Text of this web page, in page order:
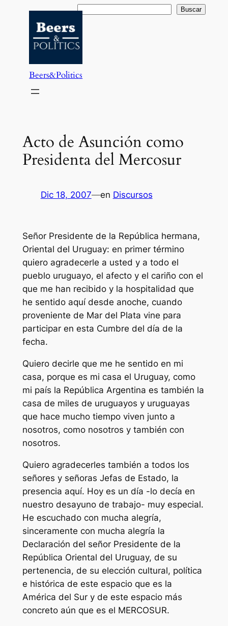
contenido
Buscar Buscar
Beers&Politics
Acto de Asunción como
Presidenta del Mercosur
Dic 18, 2007—en Discursos
Señor Presidente de la República hermana,
Oriental del Uruguay: en primer término
quiero agradecerle a usted y a todo el
pueblo uruguayo, el afecto y el cariño con el
que me han recibido y la hospitalidad que
he sentido aquí desde anoche, cuando
proveniente de Mar del Plata vine para
participar en esta Cumbre del día de la
fecha.
Quiero decirle que me he sentido en mi
casa, porque es mi casa el Uruguay, como
mi país la República Argentina es también la
casa de miles de uruguayos y uruguayas
que hace mucho tiempo viven junto a
nosotros, como nosotros y también con
nosotros.
Quiero agradecerles también a todos los
señores y señoras Jefas de Estado, la
presencia aquí. Hoy es un día -lo decía en
nuestro desayuno de trabajo- muy especial.
He escuchado con mucha alegría,
sinceramente con mucha alegría la
Declaración del señor Presidente de la
República Oriental del Uruguay, de su
pertenencia, de su elección cultural, política
e histórica de este espacio que es la
América del Sur y de este espacio más
concreto aún que es el MERCOSUR.